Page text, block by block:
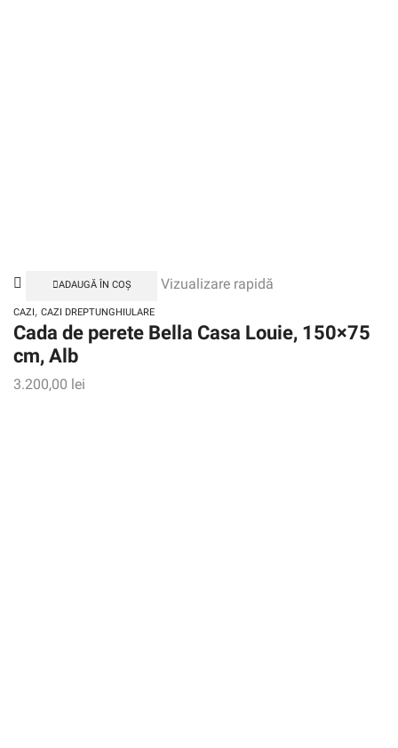
ADAUGĂ ÎN COȘ Vizualizare rapidă
CAZI, CAZI DREPTUNGHIULARE
Cada de perete Bella Casa Louie, 150×75
cm, Alb
3.200,00 lei